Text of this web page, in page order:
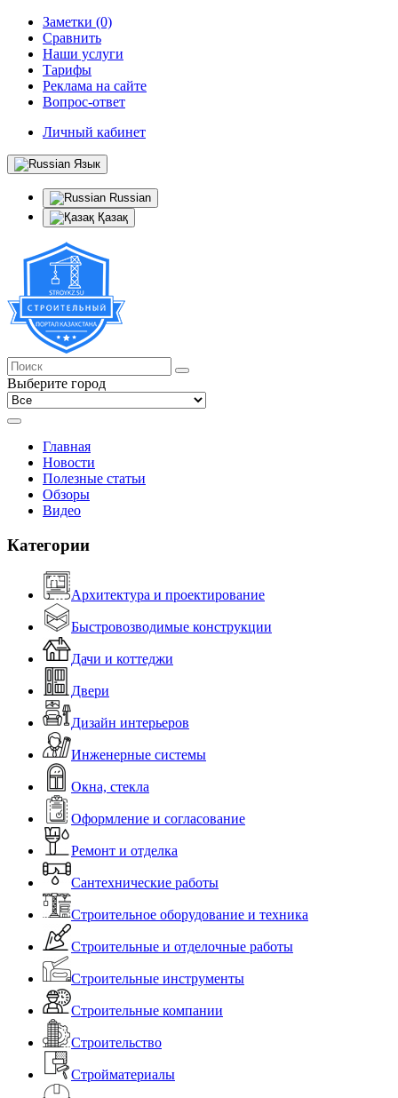
Заметки (0)
Сравнить
Наши услуги
Тарифы
Реклама на сайте
Вопрос-ответ
Личный кабинет
Язык
Russian
Қазақ
Выберите город
Главная
Новости
Полезные статьи
Обзоры
Видео
Категории
Архитектура и проектирование
Быстровозводимые конструкции
Дачи и коттеджи
Двери
Дизайн интерьеров
Инженерные системы
Окна, стекла
Оформление и согласование
Ремонт и отделка
Сантехнические работы
Строительное оборудование и техника
Строительные и отделочные работы
Строительные инструменты
Строительные компании
Строительство
Стройматериалы